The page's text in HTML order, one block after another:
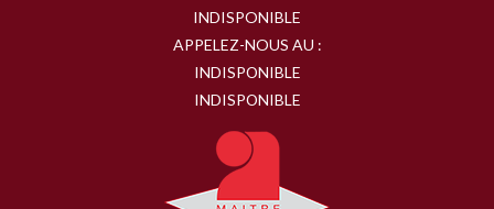
INDISPONIBLE
APPELEZ-NOUS AU :
INDISPONIBLE
INDISPONIBLE